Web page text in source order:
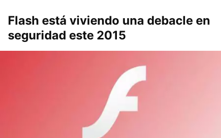
Flash está viviendo una debacle en
seguridad este 2015